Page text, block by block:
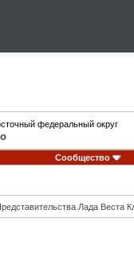
федеральный округ
Сообщество
Лада Веста